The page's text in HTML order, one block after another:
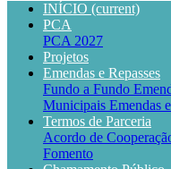
INÍCIO (current)
PCA
PCA 2027
Projetos
Emendas e Repasses
Fundo a Fundo
Municipais Emendas
Termos de Parceria
Acordo de
Fomento